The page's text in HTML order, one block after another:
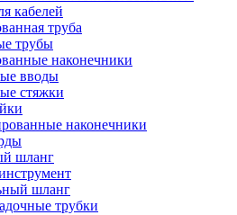
кабелей
труба
трубы
наконечники
вводы
стяжки
наконечники
шланг
шланг
трубки